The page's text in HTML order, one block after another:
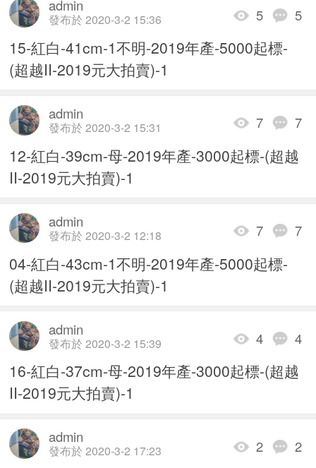
5 5
admin
發布於 2020-3-2 15:36
15-紅白-41cm-1不明-2019年產-5000起標-
(超越II-2019元大拍賣)-1
7 7
admin
發布於 2020-3-2 15:31
12-紅白-39cm-母-2019年產-3000起標-(超越
II-2019元大拍賣)-1
7 7
admin
發布於 2020-3-2 12:18
04-紅白-43cm-1不明-2019年產-5000起標-
(超越II-2019元大拍賣)-1
4 4
admin
發布於 2020-3-2 15:39
16-紅白-37cm-母-2019年產-3000起標-(超越
II-2019元大拍賣)-1
2 2
admin
發布於 2020-3-2 17:23